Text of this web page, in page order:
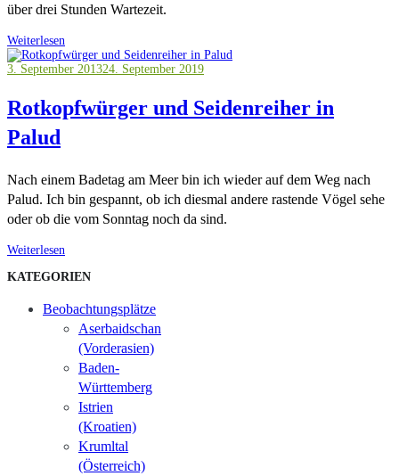
über drei Stunden Wartezeit.
Weiterlesen
3. September 201324. September 2019
Rotkopfwürger und Seidenreiher in
Palud
Nach einem Badetag am Meer bin ich wieder auf dem Weg nach
Palud. Ich bin gespannt, ob ich diesmal andere rastende Vögel sehe
oder ob die vom Sonntag noch da sind.
Weiterlesen
KATEGORIEN
Beobachtungsplätze
Aserbaidschan
(Vorderasien)
Baden-
Württemberg
Istrien
(Kroatien)
Krumltal
(Österreich)